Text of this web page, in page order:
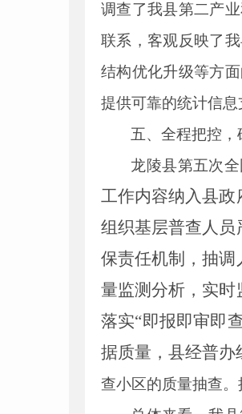
调查了我县第二产
联系，客观反映了
结构优化升级等方
提供可靠的统计信息
五、全程把控，
龙陵县第五次
工作内容纳入县
组织基层普查人
保责任机制，抽
量监测分析，实
落实“即报即审即
据质量，县经普办
查小区的质量抽查